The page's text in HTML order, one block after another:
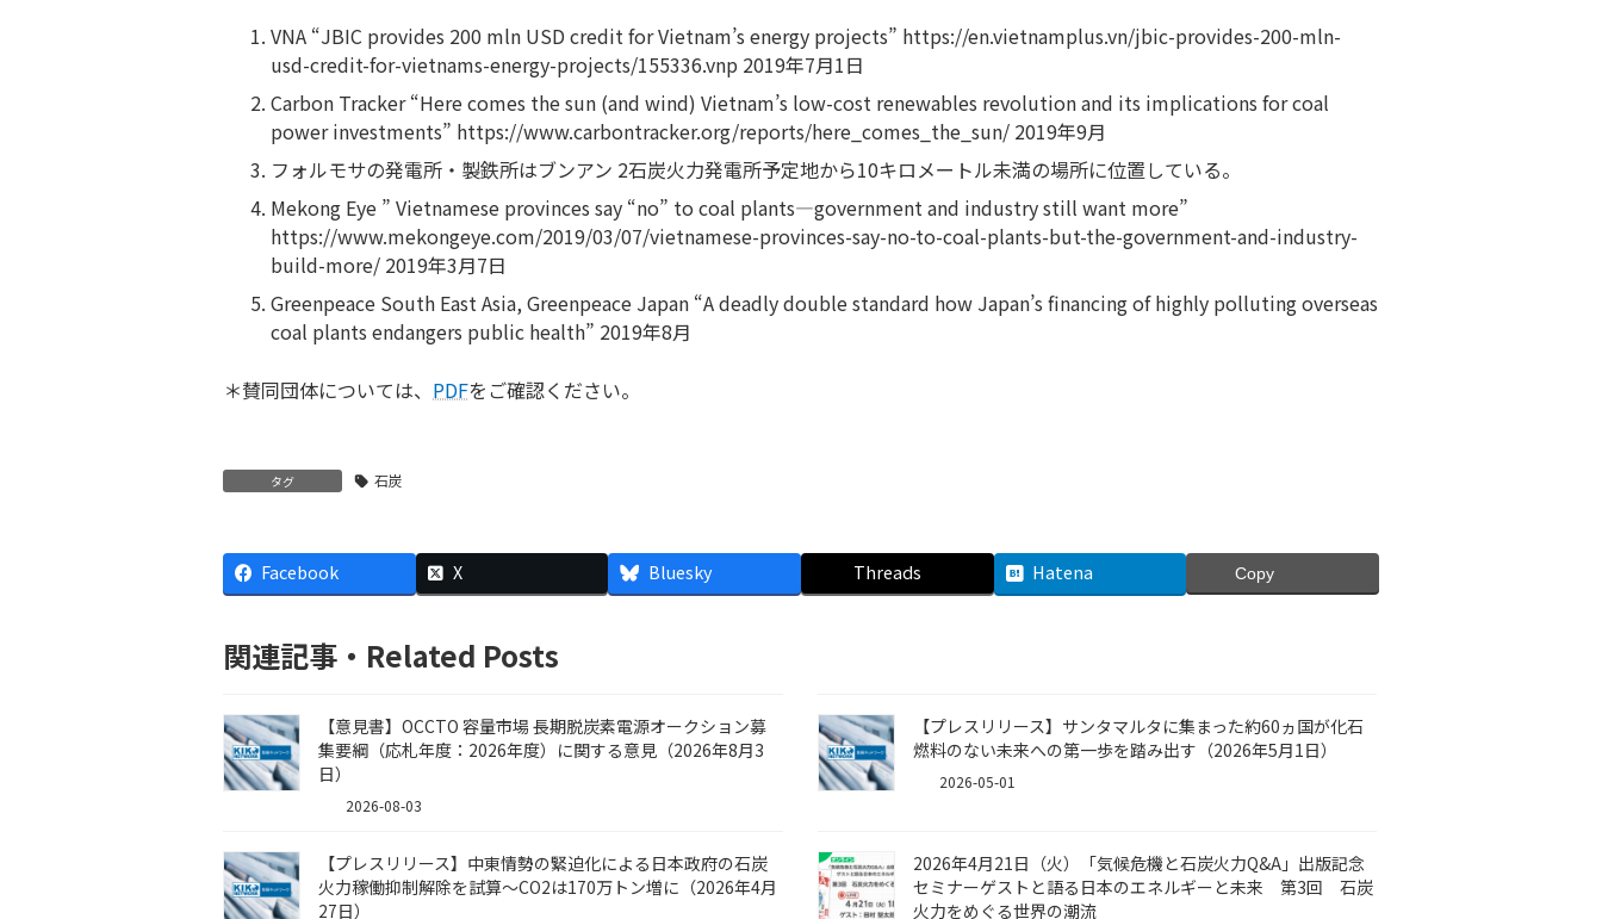
VNA “JBIC provides 200 mln USD credit for Vietnam’s energy projects” https://en.vietnamplus.vn/jbic-provides-200-mln-
usd-credit-for-vietnams-energy-projects/155336.vnp 2019年7月1日
Carbon Tracker “Here comes the sun (and wind) Vietnam’s low-cost renewables revolution and its implications for coal
power investments” https://www.carbontracker.org/reports/here_comes_the_sun/ 2019年9月
フォルモサの発電所・製鉄所はブンアン 2石炭火力発電所予定地から10キロメートル未満の場所に位置している。
Mekong Eye ” Vietnamese provinces say “no” to coal plants―government and industry still want more”
https://www.mekongeye.com/2019/03/07/vietnamese-provinces-say-no-to-coal-plants-but-the-government-and-industry-
build-more/ 2019年3月7日
Greenpeace South East Asia, Greenpeace Japan “A deadly double standard how Japan’s financing of highly polluting overseas
coal plants endangers public health” 2019年8月
＊賛同団体については、 PDFをご確認ください。
タグ 石炭
Facebook X Bluesky Threads Hatena Copy
関連記事・Related Posts
【意見書】OCCTO 容量市場 長期脱炭素電源オークション募
集要綱（応札年度：2026年度）に関する意見（2026年8月3
日）
2026-08-03
【プレスリリース】サンタマルタに集まった約60ヵ国が化石
燃料のない未来への第一歩を踏み出す（2026年5月1日）
2026-05-01
【プレスリリース】中東情勢の緊迫化による日本政府の石炭
火力稼働抑制解除を試算～CO2は170万トン増に（2026年4月
27日）
2026年4月21日（火）「気候危機と石炭火力Q&A」出版記念
セミナーゲストと語る日本のエネルギーと未来 第3回 石炭
火力をめぐる世界の潮流